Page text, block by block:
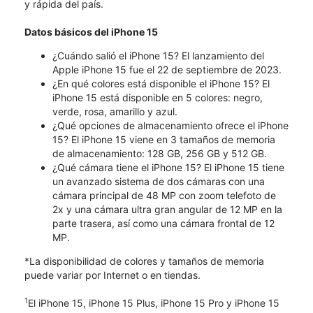
y rápida del país.
Datos básicos del iPhone 15
¿Cuándo salió el iPhone 15? El lanzamiento del
Apple iPhone 15 fue el 22 de septiembre de 2023.
¿En qué colores está disponible el iPhone 15? El
iPhone 15 está disponible en 5 colores: negro,
verde, rosa, amarillo y azul.
¿Qué opciones de almacenamiento ofrece el iPhone
15? El iPhone 15 viene en 3 tamaños de memoria
de almacenamiento: 128 GB, 256 GB y 512 GB.
¿Qué cámara tiene el iPhone 15? El iPhone 15 tiene
un avanzado sistema de dos cámaras con una
cámara principal de 48 MP con zoom telefoto de
2x y una cámara ultra gran angular de 12 MP en la
parte trasera, así como una cámara frontal de 12
MP.
*La disponibilidad de colores y tamaños de memoria
puede variar por Internet o en tiendas.
1El iPhone 15, iPhone 15 Plus, iPhone 15 Pro y iPhone 15